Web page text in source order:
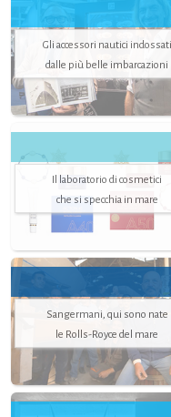
Gli accessori nautici indossati
dalle più belle imbarcazioni
Il laboratorio di cosmetici
che si specchia in mare
Sangermani, qui sono nate
le Rolls-Royce del mare